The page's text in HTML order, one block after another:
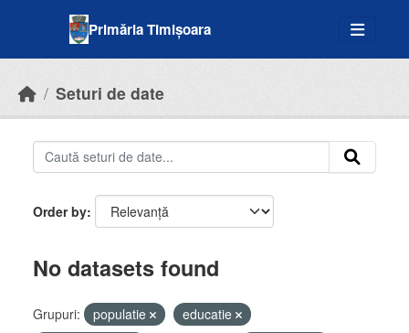
Primăria Timișoara
Seturi de date
Order by
No datasets found
Grupuri: populatie
educatie